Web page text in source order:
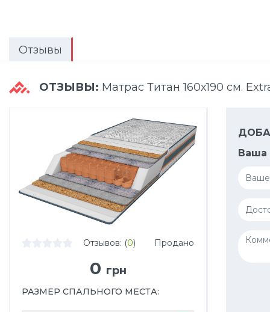
Отзывы
ОТЗЫВЫ: Матрас Титан 160х190 см.
Отзывов: (0) Продано
0 грн
РАЗМЕР СПАЛЬНОГО МЕСТА:
Ваша